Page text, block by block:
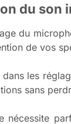
du
du
de vos
les
sans
nécessite